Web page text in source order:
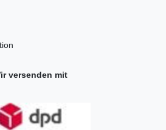
versenden mit